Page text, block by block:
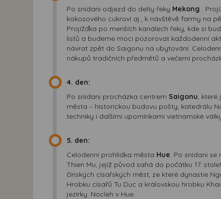
Po snídani odjezd do delty řeky Mekong .
kokosového cukroví aj., k návštěvě farmy na
Projížďka po menších kanálech řeky, kde si
listů a budeme moci pozorovat každodenní
návrat zpět do Saigonu na ubytování.
nákupů tradičních předmětů a večerní
4. den:
Po snídani procházka centrem Saigonu, které
města – historickou budovu pošty, katedrálu
techniky i dalšími upomínkami vietnamské
5. den:
Celodenní prohlídka města Hue. Po snídani
Thien Mu, jejíž původ sahá do počátku 17.
čínských císařských měst, ze které dynastie
Hrobku císařů Tu Duc a královskou hrobku
jezírky. Nocleh v Hue.